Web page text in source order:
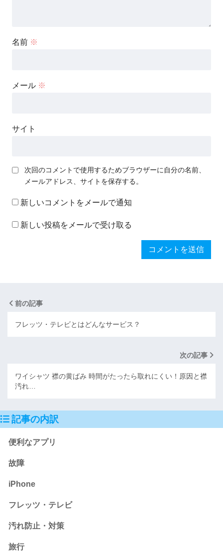
名前 ※
メール ※
サイト
次回のコメントで使用するためブラウザーに自分の名前、
メールアドレス、サイトを保存する。
新しいコメントをメールで通知
新しい投稿をメールで受け取る
前の記事
フレッツ・テレビとはどんなサービス？
次の記事
ワイシャツ 襟の黄ばみ 時間がたったら取れにくい！原因と襟
汚れ…
記事の内訳
便利なアプリ
故障
iPhone
フレッツ・テレビ
汚れ防止・対策
旅行